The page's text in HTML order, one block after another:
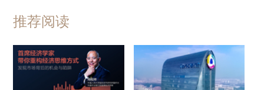
推荐阅读